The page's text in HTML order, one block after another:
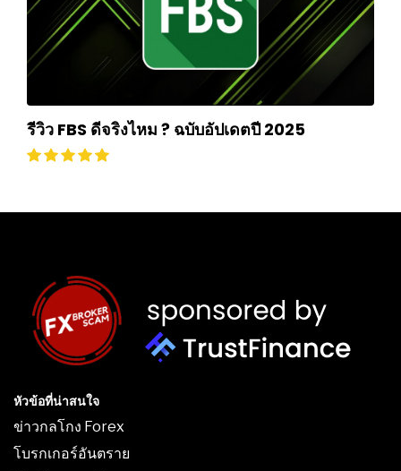
รีวิว FBS ดีจริงไหม ? ฉบับอัปเดตปี 2025
หัวข้อที่น่าสนใจ
ข่าวกลโกง Forex
โบรกเกอร์อันตราย